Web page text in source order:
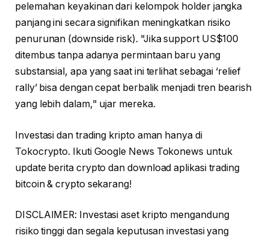
pelemahan keyakinan dari kelompok holder jangka
panjang ini secara signifikan meningkatkan risiko
penurunan (downside risk). "Jika support US$100
ditembus tanpa adanya permintaan baru yang
substansial, apa yang saat ini terlihat sebagai ‘relief
rally’ bisa dengan cepat berbalik menjadi tren bearish
yang lebih dalam," ujar mereka.
Investasi dan trading kripto aman hanya di
Tokocrypto. Ikuti Google News Tokonews untuk
update berita crypto dan download aplikasi trading
bitcoin & crypto sekarang!
DISCLAIMER: Investasi aset kripto mengandung
risiko tinggi dan segala keputusan investasi yang